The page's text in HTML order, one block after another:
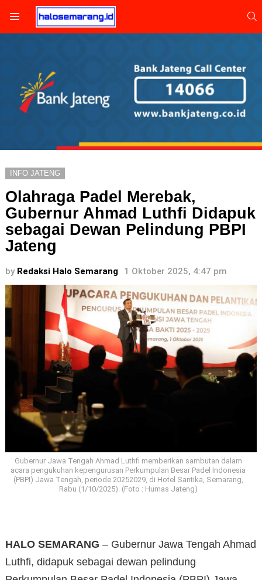
INFO JATENG
Olahraga Padel Merebak,
Gubernur Ahmad Luthfi Didapuk
sebagai Dewan Pelindung PBPI
Jateng
by Redaksi Halo Semarang 1 Oktober 2025, 4:47 pm
Gubernur Jawa Tengah Ahmad Luthfi memberikan sambutan dalam
acara pengukuhan kepengurusan Perkumpulan Besar Padel Indonesia
(PBPI) Jawa Tengah, periode 20252029, di Hotel Santika, Semarang,
Rabu (1/10/2025). (Foto : Humas Jateng)
HALO SEMARANG – Gubernur Jawa Tengah Ahmad
Luthfi, didapuk sebagai dewan pelindung